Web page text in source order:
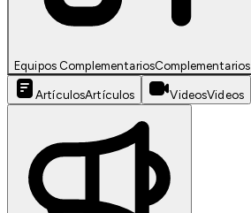
Equipos ComplementariosComplementarios
ArtículosArtículos VideosVideos